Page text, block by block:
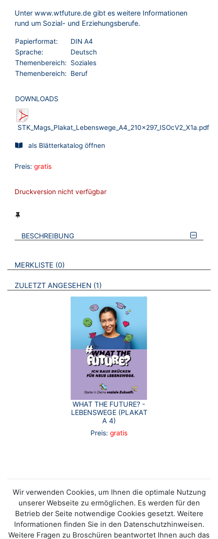
Unter www.wtfuture.de gibt es weitere Informationen
rund um Sozial- und Erziehungsberufe.
Papierformat:
DIN A4
Sprache:
Deutsch
Themenbereich:
Soziales
Themenbereich:
Beruf
DOWNLOADS
STK_Mags_Plakat_Lebenswege_A4_210x297_ISOcV2_X1a.pdf
als Blätterkatalog öffnen
Preis: gratis
Druckversion nicht verfügbar
BESCHREIBUNG
VERWEISE AUF VERMERKTE- ODER ZULETZT ANGESEHENE
MERKLISTE 0 BROSCHÜREN
ZULETZT ANGESEHEN 1 BROSCHÜREN
WHAT THE FUTURE? -
LEBENSWEGE (PLAKAT
A 4)
Preis: gratis
Wir verwenden Cookies, um Ihnen die optimale Nutzung
unserer Webseite zu ermöglichen. Es werden für den
Betrieb der Seite notwendige Cookies gesetzt. Weitere
Informationen finden Sie in den Datenschutzhinweisen.
Weitere Fragen zu Broschüren beantwortet Ihnen auch das